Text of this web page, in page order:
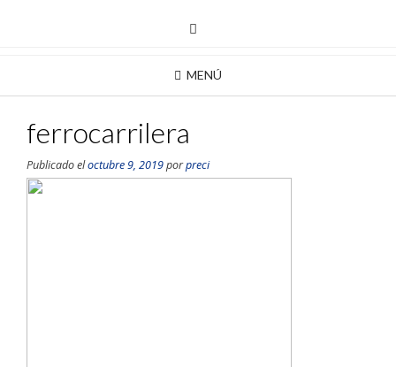
MENÚ
ferrocarrilera
Publicado eloctubre 9, 2019porpreci